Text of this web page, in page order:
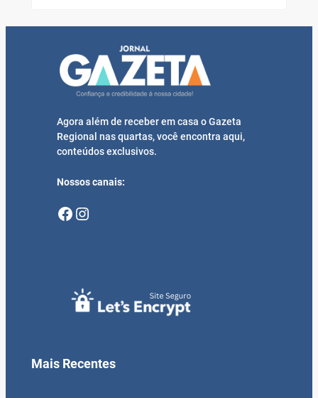
Agora além de receber em casa o Gazeta
Regional nas quartas, você encontra aqui,
conteúdos exclusivos.
Nossos canais:
Facebook Instagram
Mais Recentes